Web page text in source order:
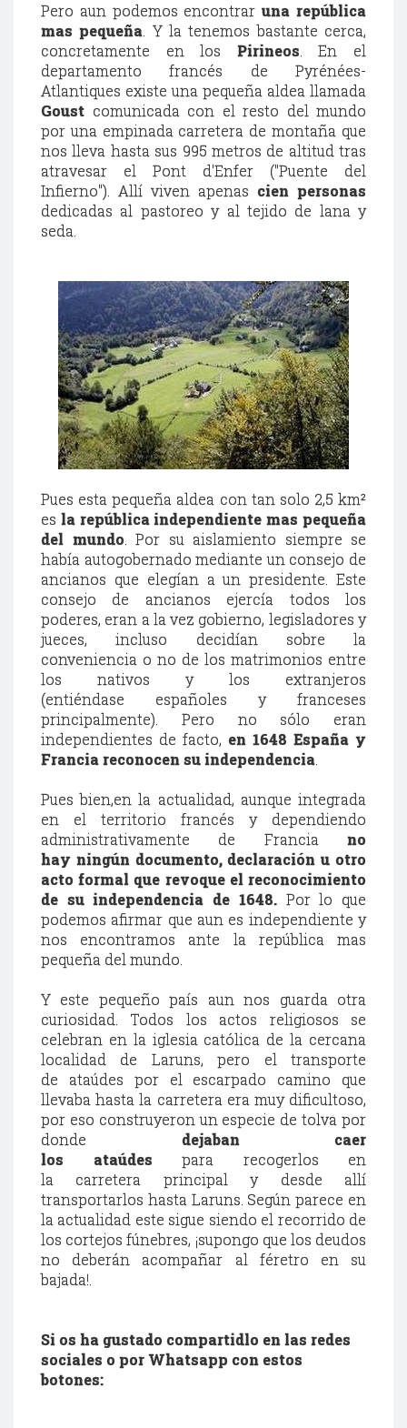
Pero aun podemos encontraruna república
mas pequeña . Y la tenemos bastante cerca,
concretamente en los Pirineos . En el
departamento francés de Pyrénées-
Atlantiques existe una pequeña aldea llamada
Goust comunicada con el resto del mundo
por una empinada carretera de montaña que
nos lleva hasta sus 995 metros de altitud tras
atravesar el Pont d'Enfer ("Puente del
Infierno"). Allí viven apenas cien personas
dedicadas al pastoreo y al tejido de lana y
seda.
Pues esta pequeña aldea con tan solo 2,5 km²
es la república independiente mas pequeña
del mundo. Por su aislamiento siempre se
había autogobernado mediante un consejo de
ancianos que elegían a un presidente. Este
consejo de ancianos ejercía todos los
poderes, eran a la vez gobierno, legisladores y
jueces, incluso decidían sobre la
conveniencia o no de los matrimonios entre
los nativos y los extranjeros
(entiéndase españoles y franceses
principalmente). Pero no sólo eran
independientes de facto, en 1648 España y
Francia reconocen su independencia
Pues bien,en la actualidad, aunque integrada
en el territorio francés y dependiendo
administrativamente de Francia no
hay ningún documento, declaración u otro
acto formal que revoque el reconocimiento
de su independencia de 1648. Por lo que
podemos afirmar que aun es independiente y
nos encontramos ante la república mas
pequeña del mundo.
Y este pequeño país aun nos guarda otra
curiosidad. Todos los actos religiosos se
celebran en la iglesia católica de la cercana
localidad de Laruns, pero el transporte
de ataúdes por el escarpado camino que
llevaba hasta la carretera era muy dificultoso,
por eso construyeron un especie de tolva por
donde dejaban caer
los ataúdes para recogerlos en
la carretera principal y desde allí
transportarlos hasta Laruns. Según parece en
la actualidad este sigue siendo el recorrido de
los cortejos fúnebres, ¡supongo que los deudos
no deberán acompañar al féretro en su
bajada!.
Si os ha gustado compartidlo en las redes
sociales o por Whatsapp con estos
botones: